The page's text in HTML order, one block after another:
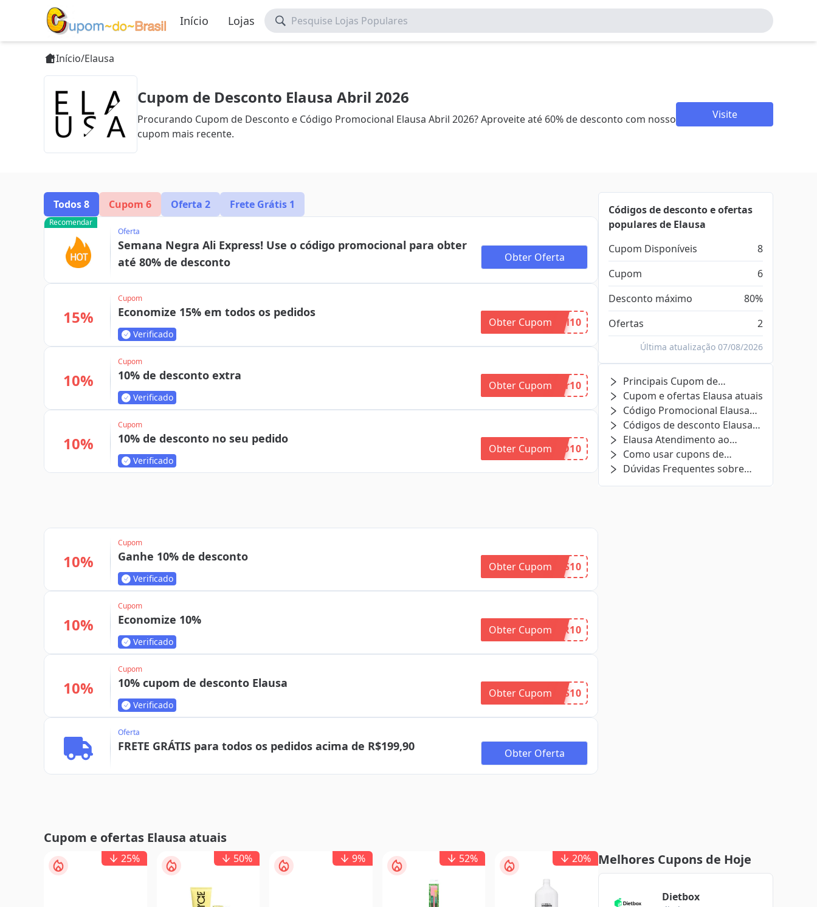
Início Lojas Pesquise Lojas Populares
Início/Elausa
Cupom de Desconto Elausa Abril 2026
Procurando Cupom de Desconto e Código Promocional Elausa Abril 2026? Aproveite até 60% de desconto com nosso
cupom mais recente.
Visite
Todos8 Cupom 6 Oferta 2 Frete Grátis 1
Recomendar
Oferta
Semana Negra Ali Express! Use o código promocional para obter
até 80% de desconto
Obter Oferta
15%
Cupom
Economize 15% em todos os pedidos
Verificado
Obter Cupom rol10
10%
Cupom
10% de desconto extra
Verificado
Obter Cupom tor10
10%
Cupom
10% de desconto no seu pedido
Verificado
Obter CupomOMO10
10%
Cupom
Ganhe 10% de desconto
Verificado
Obter CupomMOS10
10%
Cupom
Economize 10%
Verificado
Obter CupomFER10
10%
Cupom
10% cupom de desconto Elausa
Verificado
Obter CupomHOS10
Oferta
FRETE GRÁTIS para todos os pedidos acima de R$199,90 Obter Oferta
Cupom e ofertas Elausa atuais
25% 50% 9% 52% 20%
Códigos de desconto e ofertas
populares de Elausa
Cupom Disponíveis
8
Cupom
6
Desconto máximo
80%
Ofertas
2
Última atualização 07/08/2026
Principais Cupom de
Desconto Elausa
Cupom e ofertas Elausa atuais
Código Promocional Elausa
Relacionados
Códigos de desconto Elausa
expirados e ofertas (ainda
podem funcionar)
Elausa Atendimento ao
Cliente
Como usar cupons de
desconto Elausa?
Dúvidas Frequentes sobre
Elausa
Melhores Cupons de Hoje
Dietbox